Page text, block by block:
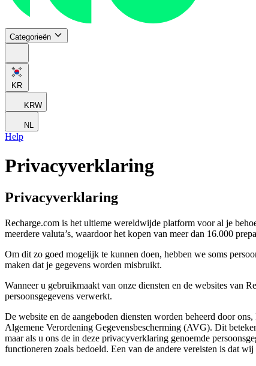
Categorieën
KR
KRW
NL
Help
Privacyverklaring
Privacyverklaring
Recharge.com is het ultieme wereldwijde platform voor al je
meerdere valuta’s, waardoor het kopen van meer dan 16.000
Om dit zo goed mogelijk te kunnen doen, hebben we soms
maken dat je gegevens worden misbruikt.
Wanneer u gebruikmaakt van onze diensten en de websites van
persoonsgegevens verwerkt.
De website en de aangeboden diensten worden beheerd door
Algemene Verordening Gegevensbescherming (AVG). Dit
maar als u ons de in deze privacyverklaring genoemde
functioneren zoals bedoeld. Een van de andere vereisten is dat